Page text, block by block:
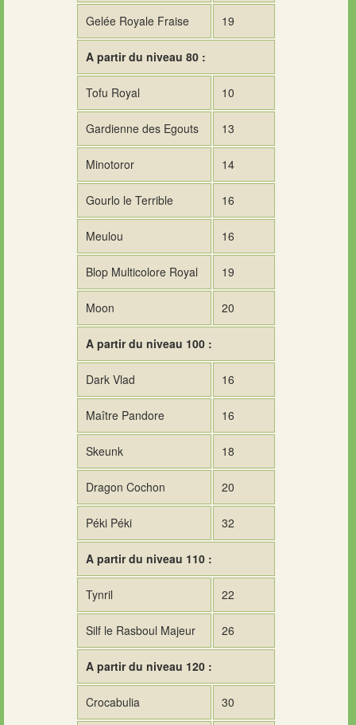
Gelée Royale Fraise 19
A partir du niveau 80 :
Tofu Royal 10
Gardienne des Egouts 13
Minotoror 14
Gourlo le Terrible 16
Meulou 16
Blop Multicolore Royal 19
Moon 20
A partir du niveau 100 :
Dark Vlad 16
Maître Pandore 16
Skeunk 18
Dragon Cochon 20
Péki Péki 32
A partir du niveau 110 :
Tynril 22
Silf le Rasboul Majeur 26
A partir du niveau 120 :
Crocabulia 30